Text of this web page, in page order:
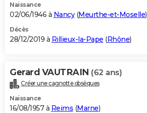
Naissance
02/06/1946 à Nancy(Meurthe-et-Moselle)
Décès
28/12/2019 à Rillieux-la-Pape (Rhône)
Gerard VAUTRAIN (62 ans)
Créer une cagnotte obsèques
Naissance
16/08/1957 à Reims (Marne)